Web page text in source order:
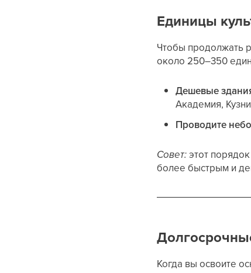
Единицы
Чтобы продолжать
около 250–350
Дешевые
Академия,
Проводите
Совет:этот
более быстрым и
Когда вы освоите